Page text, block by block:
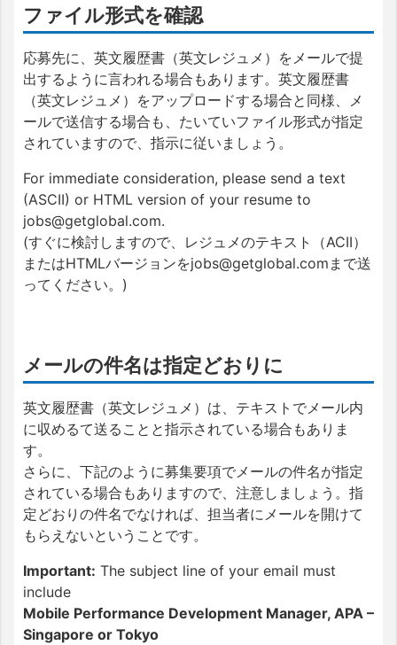
ファイル形式を確認
応募先に、英文履歴書（英文レジュメ）をメールで提
出するように言われる場合もあります。英文履歴書
（英文レジュメ）をアップロードする場合と同様、メ
ールで送信する場合も、たいていファイル形式が指定
されていますので、指示に従いましょう。
For immediate consideration, please send a text
(ASCII) or HTML version of your resume to
jobs@getglobal.com.
(すぐに検討しますので、レジュメのテキスト（ACII）
またはHTMLバージョンをjobs@getglobal.comまで送
ってください。)
メールの件名は指定どおりに
英文履歴書（英文レジュメ）は、テキストでメール内
に収めるて送ることと指示されている場合もありま
す。
さらに、下記のように募集要項でメールの件名が指定
されている場合もありますので、注意しましょう。指
定どおりの件名でなければ、担当者にメールを開けて
もらえないということです。
Important: The subject line of your email must
include
Mobile Performance Development Manager, APA –
Singapore or Tokyo